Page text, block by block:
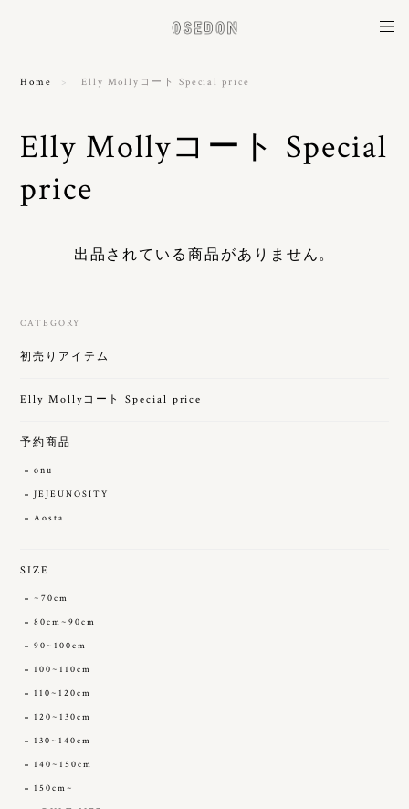
Home Elly Mollyコート Special price
Elly Mollyコート Special
price
出品されている商品がありません。
CATEGORY
初売りアイテム
Elly Mollyコート Special price
予約商品
onu
JEJEUNOSITY
Aosta
SIZE
~70cm
80cm~90cm
90~100cm
100~110cm
110~120cm
120~130cm
130~140cm
140~150cm
150cm~